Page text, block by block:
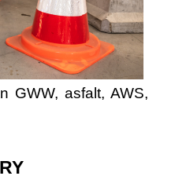
GWW,asfalt,AWS,